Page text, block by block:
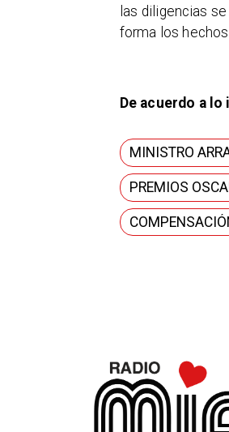
las diligencias
forma los
De acuerdo a
MINISTRO
PREMIOS